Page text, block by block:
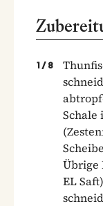
1 / 8
Schale
Übrige
EL